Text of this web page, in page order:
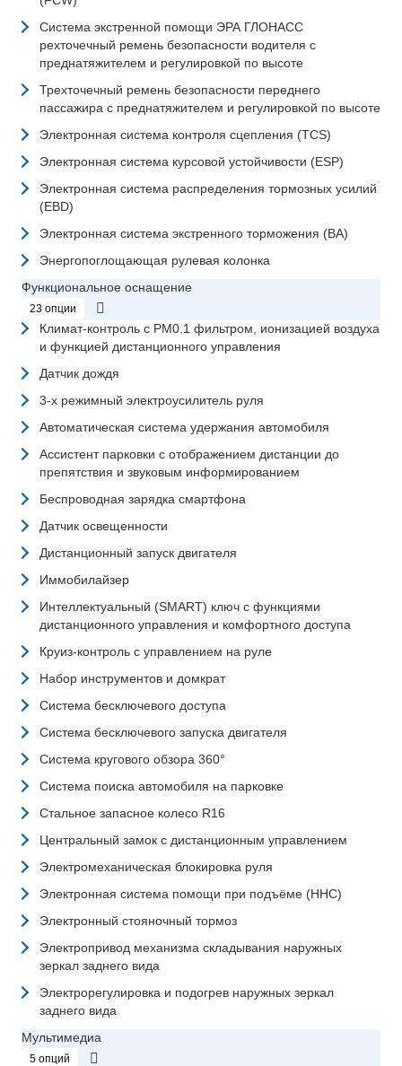
Система экстренной помощи ЭРА ГЛОНАСС
рехточечный ремень безопасности водителя с
преднатяжителем и регулировкой по высоте
Трехточечный ремень безопасности переднего
пассажира с преднатяжителем и регулировкой по высоте
Электронная система контроля сцепления (TCS)
Электронная система курсовой устойчивости (ESP)
Электронная система распределения тормозных усилий
(EBD)
Электронная система экстренного торможения (BA)
Энергопоглощающая рулевая колонка
Функциональное оснащение
23 опции
Климат-контроль с PM0.1 фильтром, ионизацией воздуха
и функцией дистанционного управления
Датчик дождя
3-х режимный электроусилитель руля
Автоматическая система удержания автомобиля
Ассистент парковки с отображением дистанции до
препятствия и звуковым информированием
Беспроводная зарядка смартфона
Датчик освещенности
Дистанционный запуск двигателя
Иммобилайзер
Интеллектуальный (SMART) ключ с функциями
дистанционного управления и комфортного доступа
Круиз-контроль с управлением на руле
Набор инструментов и домкрат
Система бесключевого доступа
Система бесключевого запуска двигателя
Система кругового обзора 360°
Система поиска автомобиля на парковке
Стальное запасное колесо R16
Центральный замок с дистанционным управлением
Электромеханическая блокировка руля
Электронная система помощи при подъёме (HHC)
Электронный стояночный тормоз
Электропривод механизма складывания наружных
зеркал заднего вида
Электрорегулировка и подогрев наружных зеркал
заднего вида
Мультимедиа
5 опций